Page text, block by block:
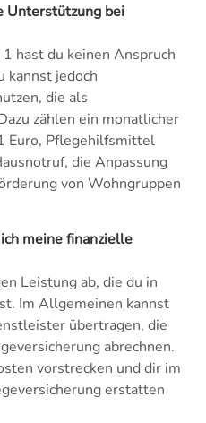
Unterstützung bei
hast du keinen Anspruch
kannst jedoch
die als
zählen ein monatlicher
Euro, Pflegehilfsmittel
die Anpassung
von Wohngruppen
meine finanzielle
Leistung ab, die du in
Im Allgemeinen kannst
übertragen, die
abrechnen.
vorstrecken und dir im
erstatten